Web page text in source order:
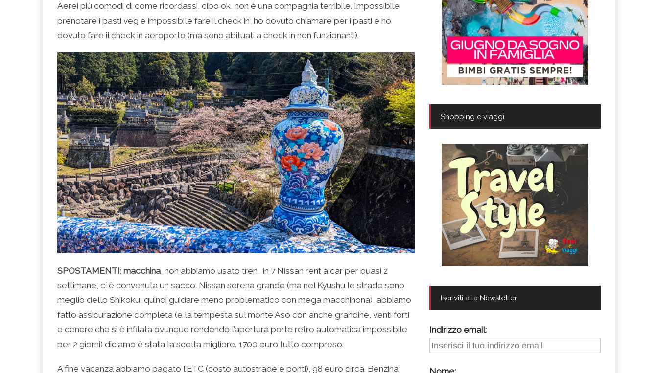
Aerei più comodi di come ricordassi, cibo ok, non è una compagnia terribile. Impossibile
prenotare i pasti veg e impossibile fare il check in, ho dovuto chiamare per i pasti e ho
dovuto fare il check in aeroporto (ma sono abituati a check in non funzionanti).
SPOSTAMENTI: macchina, non abbiamo usato treni, in 7 Nissan rent a car per quasi 2
settimane, ci è convenuta un sacco. Nissan serena grande (ma nel Kyushu le strade sono
meglio dello Shikoku, quindi guidare meno problematico con mega macchinona), abbiamo
fatto assicurazione completa (e la tempesta sul monte Aso con anche grandine, venti forti
e cenere che si è infilata ovunque rendendo l’apertura porte retro automatica impossibile
per 2 giorni) diciamo è stata la scelta migliore. 1700 euro tutto compreso.
A fine vacanza abbiamo pagato l’ETC (costo autostrade e ponti), 98 euro circa. Benzina
Shopping e viaggi
Iscriviti alla Newsletter
Indirizzo email: